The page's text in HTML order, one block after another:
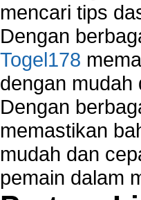
mencari tips
Dengan
Togel178
dengan mudah
Dengan
memastikan
mudah dan
pemain dalam